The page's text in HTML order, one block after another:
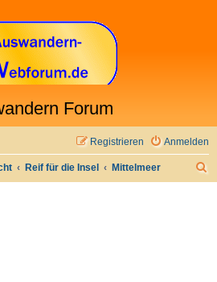
Forum
Anmelden
Registrieren
Reif für die Insel Mittelmeer